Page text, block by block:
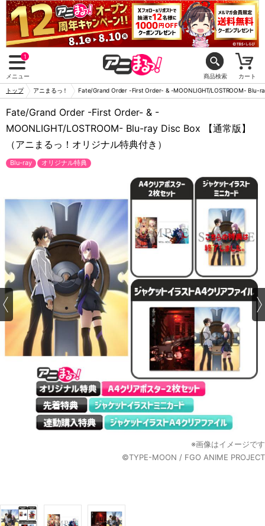
1
メニュー 商品検索 カート
トップ アニまるっ！ Fate/Grand Order -First Order- & -MOONLIGHT/LOSTROOM- Blu-
Fate/Grand Order -First Order- & -
MOONLIGHT/LOSTROOM- Blu-ray Disc Box 【通常版】
（アニまるっ！オリジナル特典付き）
Blu-ray オリジナル特典
※画像はイメージです
©TYPE-MOON / FGO ANIME PROJECT